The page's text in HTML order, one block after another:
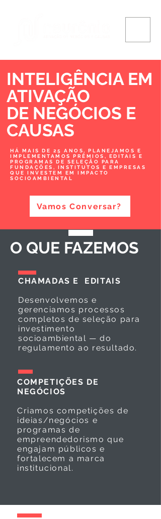
INTELIGÊNCIA EM
ATIVAÇÃO
DE NEGÓCIOS E
CAUSAS
HÁ MAIS DE 25 ANOS, PLANEJAMOS E
IMPLEMENTAMOS PRÊMIOS, EDITAIS E
PROGRAMAS DE SELEÇÃO PARA
FUNDAÇÕES, INSTITUTOS E EMPRESAS
QUE INVESTEM EM IMPACTO
SOCIOAMBIENTAL
Vamos Conversar?
O QUE FAZEMOS
CHAMADAS E EDITAIS
Desenvolvemos e
gerenciamos processos
completos de seleção para
investimento
socioambiental — do
regulamento ao resultado.
COMPETIÇÕES DE
NEGÓCIOS
Criamos competições de
ideias/negócios e
programas de
empreendedorismo que
engajam públicos e
fortalecem a marca
institucional.